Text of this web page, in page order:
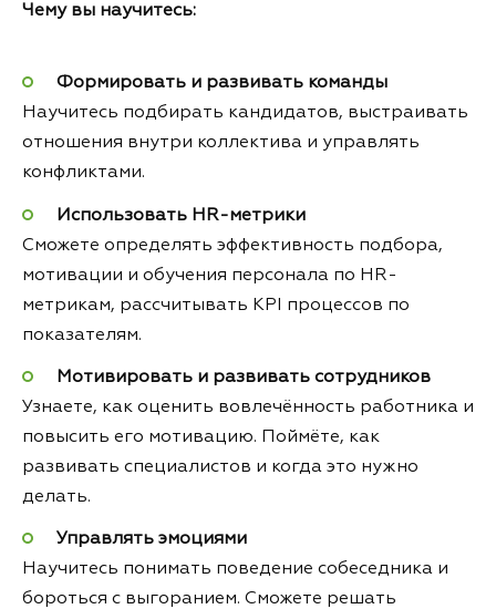
Чему вы научитесь:
Формировать и развивать команды
Научитесь подбирать кандидатов, выстраивать
отношения внутри коллектива и управлять
конфликтами.
Использовать HR-метрики
Сможете определять эффективность подбора,
мотивации и обучения персонала по HR-
метрикам, рассчитывать KPI процессов по
показателям.
Мотивировать и развивать сотрудников
Узнаете, как оценить вовлечённость работника и
повысить его мотивацию. Поймёте, как
развивать специалистов и когда это нужно
делать.
Управлять эмоциями
Научитесь понимать поведение собеседника и
бороться с выгоранием. Сможете решать